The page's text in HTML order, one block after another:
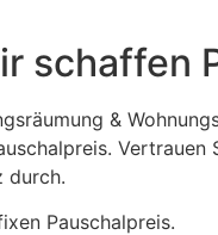
schaffen
&
Vertrauen
durch.
Pauschalpreis.